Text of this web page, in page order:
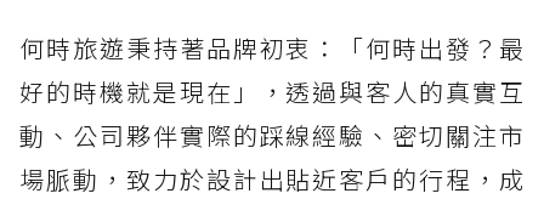
何時旅遊秉持著品牌初衷：「何時出發？最
好的時機就是現在」，透過與客人的真實互
動、公司夥伴實際的踩線經驗、密切關注市
場脈動，致力於設計出貼近客戶的行程，成